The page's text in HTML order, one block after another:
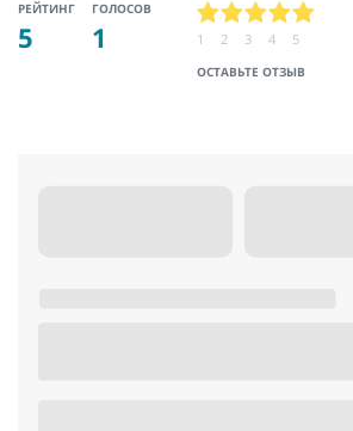
РЕЙТИНГ
5
ГОЛОСОВ
1
ОСТАВЬТЕ ОТЗЫВ
1 2 3 4 5